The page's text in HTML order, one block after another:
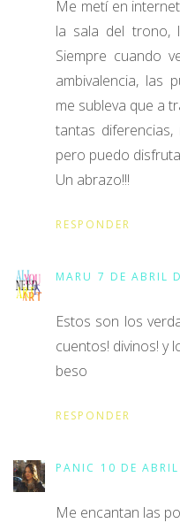
Me metí en
la sala del trono,
Siempre cuando
ambivalencia, las
me subleva que a
tantas
pero puedo
Un abrazo!!!
RESPONDER
MARU 7 DE ABRIL
Estos son los
cuentos! divinos! y
beso
RESPONDER
PANIC 10 DE
Me encantan las